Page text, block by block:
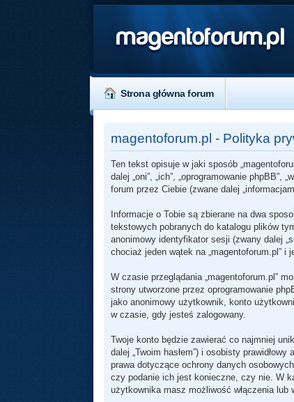
magentoforum.pl
Strona główna forum
magentoforum.pl - Polityka
Ten tekst opisuje w jaki sposób
dalej „oni”, „ich”, „oprogramowanie
forum przez Ciebie (zwane dalej
Informacje o Tobie są zbierane na dwa
tekstowych pobranych do katalogu plików
anonimowy identyfikator sesji (zwany dalej
chociaż jeden wątek na „magentoforum.pl”
W czasie przeglądania „magentoforum.pl”
strony utworzone przez oprogramowanie
jako anonimowy użytkownik, konto
w czasie, gdy jesteś zalogowany.
Twoje konto będzie zawierać co najmniej
dalej „Twoim hasłem”) i osobisty
prawa dotyczące ochrony danych
czy podanie ich jest konieczne, czy nie. W
użytkownika masz możliwość włączenia lub